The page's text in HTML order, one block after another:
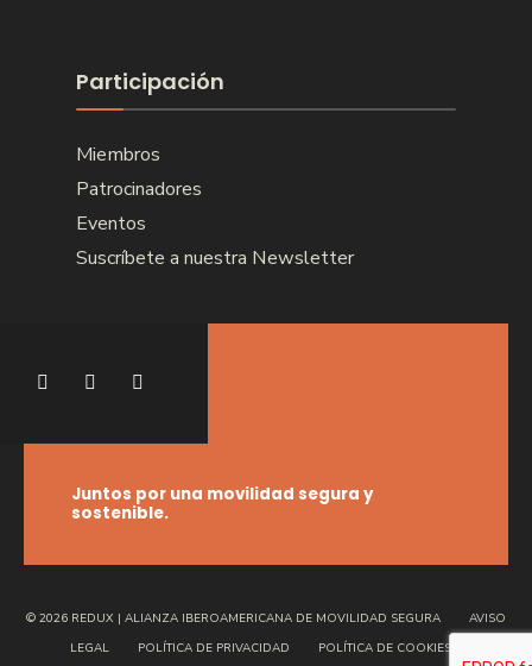
Participación
Miembros
Patrocinadores
Eventos
Suscríbete a nuestra Newsletter
Juntos por una movilidad segura y
sostenible.
© 2026 REDUX | ALIANZA IBEROAMERICANA DE MOVILIDAD SEGURA
AVISO
LEGAL
POLÍTICA DE PRIVACIDAD POLÍTICA DE COOKIES